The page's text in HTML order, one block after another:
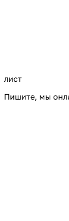
лист
Пишите, мы